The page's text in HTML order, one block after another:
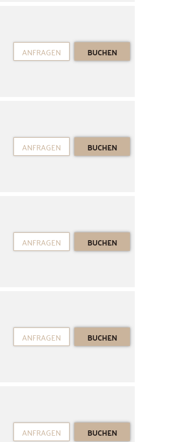
ANFRAGEN BUCHEN
ANFRAGEN BUCHEN
ANFRAGEN BUCHEN
ANFRAGEN BUCHEN
ANFRAGEN BUCHEN